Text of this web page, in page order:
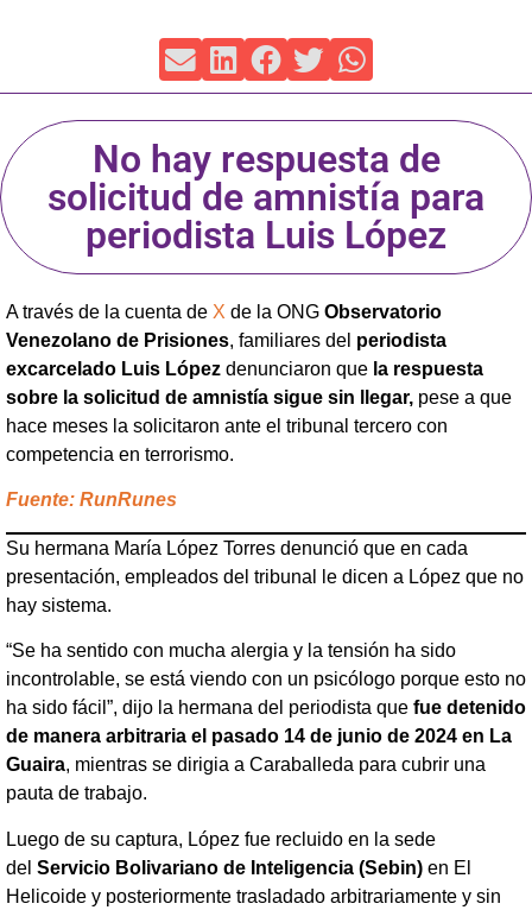
No hay respuesta de
solicitud de amnistía para
periodista Luis López
A través de la cuenta de X de la ONG Observatorio
Venezolano de Prisiones, familiares del periodista
excarcelado Luis López denunciaron que la respuesta
sobre la solicitud de amnistía sigue sin llegar, pese a que
hace meses la solicitaron ante el tribunal tercero con
competencia en terrorismo.
Fuente: RunRunes
Su hermana María López Torres denunció que en cada
presentación, empleados del tribunal le dicen a López que no
hay sistema.
“Se ha sentido con mucha alergia y la tensión ha sido
incontrolable, se está viendo con un psicólogo porque esto no
ha sido fácil”, dijo la hermana del periodista que fue detenido
de manera arbitraria el pasado 14 de junio de 2024 en La
Guaira, mientras se dirigia a Caraballeda para cubrir una
pauta de trabajo.
Luego de su captura, López fue recluido en la sede
del Servicio Bolivariano de Inteligencia (Sebin) en El
Helicoide y posteriormente trasladado arbitrariamente y sin